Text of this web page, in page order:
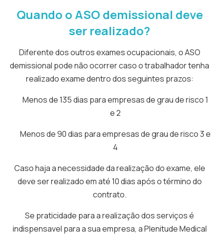
Quando o ASO demissional deve
ser realizado?
Diferente dos outros exames ocupacionais, o ASO
demissional pode não ocorrer caso o trabalhador tenha
realizado exame dentro dos seguintes prazos:
Menos de 135 dias para empresas de grau de risco 1
e 2
Menos de 90 dias para empresas de grau de risco 3 e
4
Caso haja a necessidade da realização do exame, ele
deve ser realizado em até 10 dias após o término do
contrato.
Se praticidade para a realização dos serviços é
indispensavel para a sua empresa, a Plenitude Medical